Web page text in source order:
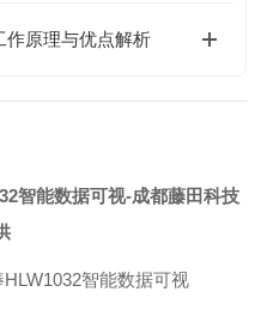
作原理与优点解析
智能数据可视-成都藤田科技